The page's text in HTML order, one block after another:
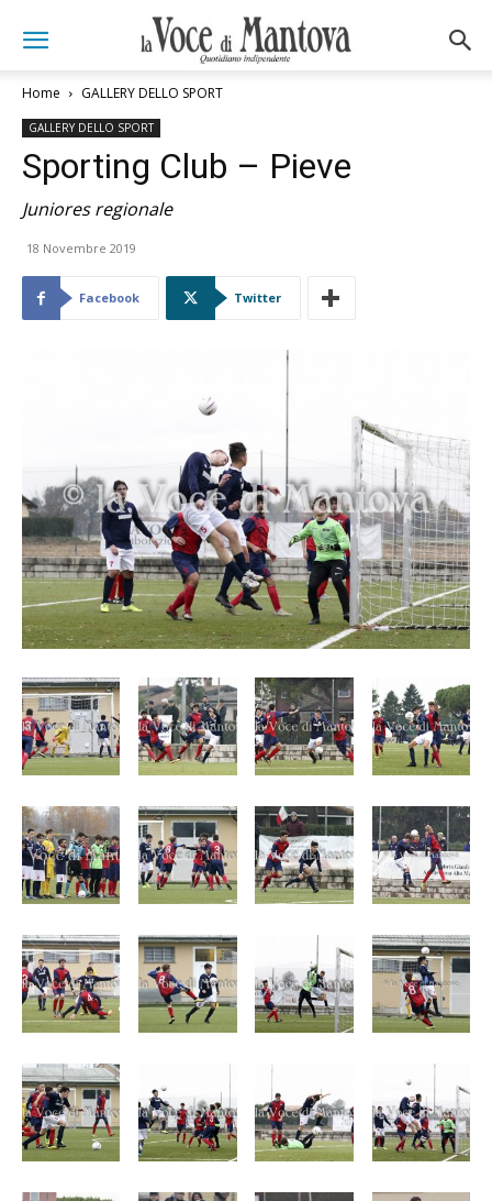
Home GALLERY DELLO SPORT
GALLERY DELLO SPORT
Sporting Club – Pieve
Juniores regionale
18 Novembre 2019
Facebook Twitter